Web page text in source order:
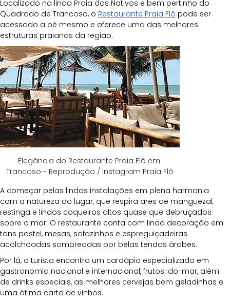
Localizado na linda Praia dos Nativos e bem pertinho do
Quadrado de Trancoso, o Restaurante Praia Flô pode ser
acessado a pé mesmo e oferece uma das melhores
estruturas praianas da região.
Elegância do Restaurante Praia Flô em
Trancoso - Reprodução / Instagram Praia Flô
A começar pelas lindas instalações em plena harmonia
com a natureza do lugar, que respira ares de manguezal,
restinga e lindos coqueiros altos quase que debruçados
sobre o mar. O restaurante conta com linda decoração em
tons pastel, mesas, sofazinhos e espreguiçadeiras
acolchoadas sombreadas por belas tendas árabes.
Por lá, o turista encontra um cardápio especializado em
gastronomia nacional e internacional, frutos-do-mar, além
de drinks especiais, as melhores cervejas bem geladinhas e
uma ótima carta de vinhos.